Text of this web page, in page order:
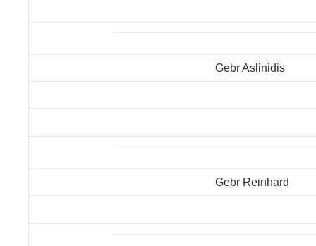
Gebr Aslinidis
Gebr Reinhard